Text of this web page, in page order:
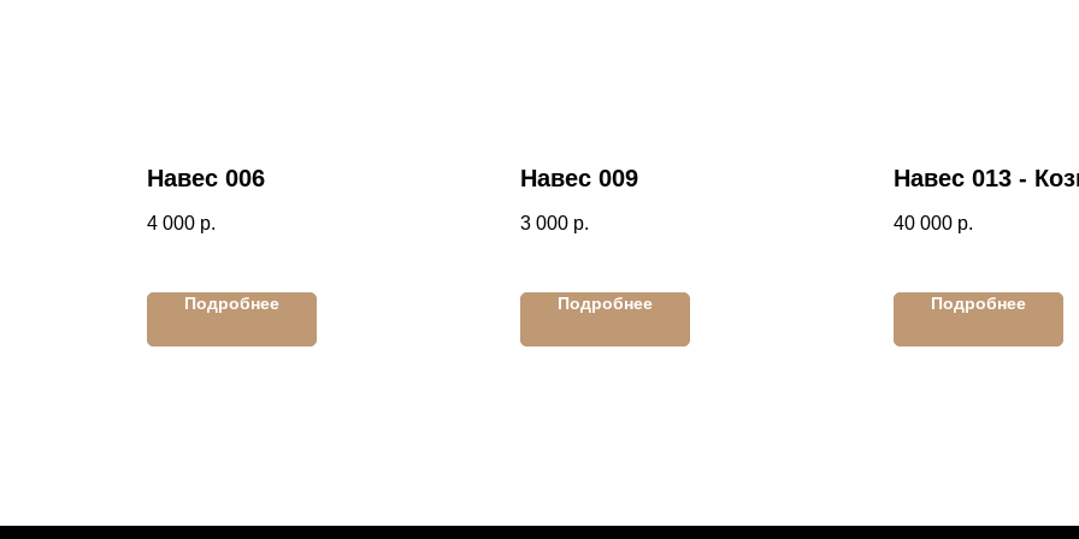
Навес 006
4 000 р.
Подробнее
Навес 009
3 000 р.
Подробнее
Навес 013 -
40 000 р.
Подробнее